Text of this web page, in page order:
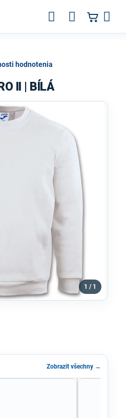
hodnotenia
II | BÍLÁ
1 / 1
Zobrazit všechny →